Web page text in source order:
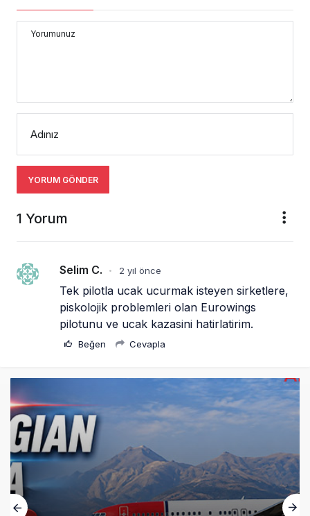
Yorumunuz
Adınız
YORUM GÖNDER
1 Yorum
Selim C. • 2 yıl önce
Tek pilotla ucak ucurmak isteyen sirketlere,
piskolojik problemleri olan Eurowings
pilotunu ve ucak kazasini hatirlatirim.
Beğen Cevapla